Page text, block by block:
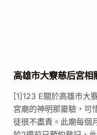
高雄市大竂慈后宮相
[1]123 E關於高雄市大
宮廟的神明那靈驗，可
徒很不盡責。此廟每個